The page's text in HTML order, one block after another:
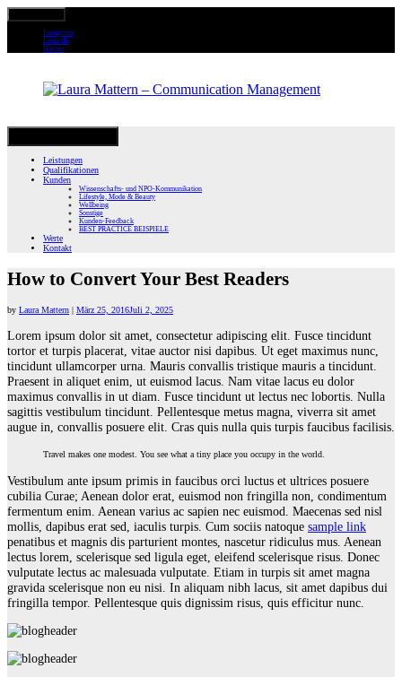
Instagram
LinkedIn
Bücher
Skip
to
contentLeistungen
Qualifikationen
Kunden
Wissenschafts- und NPO-Kommunikation
Lifestyle, Mode & Beauty
Wellbeing
Sonstige
Kunden-Feedback
BEST PRACTICE BEISPIELE
Werte
Kontakt
How to Convert Your Best Readers
by Laura Mattern März 25, 2016Juli 2, 2025
Lorem ipsum dolor sit amet, consectetur adipiscing elit. Fusce tincidunt
tortor et turpis placerat, vitae auctor nisi dapibus. Ut eget maximus nunc,
tincidunt ullamcorper urna. Mauris convallis tristique mauris a tincidunt.
Praesent in aliquet enim, ut euismod lacus. Nam vitae lacus eu dolor
maximus convallis in ut diam. Fusce tincidunt ut lectus nec lobortis. Nulla
sagittis vestibulum tincidunt. Pellentesque metus magna, viverra sit amet
augue in, convallis posuere elit. Cras quis nulla quis turpis faucibus facilisis.
Travel makes one modest. You see what a tiny place you occupy in the world.
Vestibulum ante ipsum primis in faucibus orci luctus et ultrices posuere
cubilia Curae; Aenean dolor erat, euismod non fringilla non, condimentum
fermentum enim. Aenean varius ac sapien nec euismod. Maecenas sed nisl
mollis, dapibus erat sed, iaculis turpis. Cum sociis natoque sample link
penatibus et magnis dis parturient montes, nascetur ridiculus mus. Aenean
lectus lorem, scelerisque sed ligula eget, eleifend scelerisque risus. Donec
vulputate lectus ac malesuada vulputate. Etiam in turpis sit amet magna
gravida scelerisque non eu nisi. In aliquam nibh lacus, sit amet dapibus dui
fringilla tempor. Pellentesque quis dignissim risus, quis efficitur nunc.